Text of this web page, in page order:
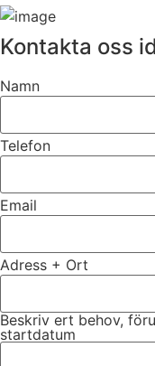
Kontakta oss
Namn
Telefon
Email
Adress + Ort
Beskriv ert behov,
startdatum